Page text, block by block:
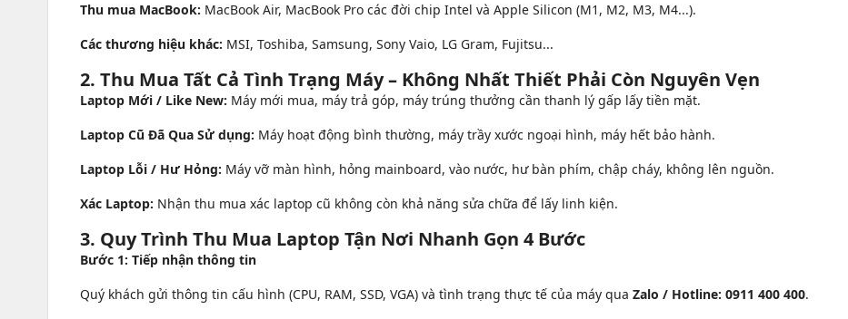
Thu mua MacBook: MacBook Air, MacBook Pro các đời chip Intel và Apple Silicon (M1, M2, M3, M4...).
Các thương hiệu khác: MSI, Toshiba, Samsung, Sony Vaio, LG Gram, Fujitsu...
2. Thu Mua Tất Cả Tình Trạng Máy – Không Nhất Thiết Phải Còn Nguyên Vẹn
Laptop Mới / Like New: Máy mới mua, máy trả góp, máy trúng thưởng cần thanh lý gấp lấy tiền mặt.
Laptop Cũ Đã Qua Sử dụng: Máy hoạt động bình thường, máy trầy xước ngoại hình, máy hết bảo hành.
Laptop Lỗi / Hư Hỏng: Máy vỡ màn hình, hỏng mainboard, vào nước, hư bàn phím, chập cháy, không lên nguồn.
Xác Laptop: Nhận thu mua xác laptop cũ không còn khả năng sửa chữa để lấy linh kiện.
3. Quy Trình Thu Mua Laptop Tận Nơi Nhanh Gọn 4 Bước
Bước 1: Tiếp nhận thông tin
Quý khách gửi thông tin cấu hình (CPU, RAM, SSD, VGA) và tình trạng thực tế của máy qua Zalo / Hotline: 0911 400 400.